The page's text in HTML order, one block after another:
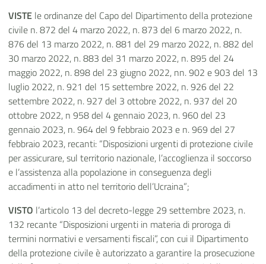
VISTE le ordinanze del Capo del Dipartimento della protezione
civile n. 872 del 4 marzo 2022, n. 873 del 6 marzo 2022, n.
876 del 13 marzo 2022, n. 881 del 29 marzo 2022, n. 882 del
30 marzo 2022, n. 883 del 31 marzo 2022, n. 895 del 24
maggio 2022, n. 898 del 23 giugno 2022, nn. 902 e 903 del 13
luglio 2022, n. 921 del 15 settembre 2022, n. 926 del 22
settembre 2022, n. 927 del 3 ottobre 2022, n. 937 del 20
ottobre 2022, n 958 del 4 gennaio 2023, n. 960 del 23
gennaio 2023, n. 964 del 9 febbraio 2023 e n. 969 del 27
febbraio 2023, recanti: “Disposizioni urgenti di protezione civile
per assicurare, sul territorio nazionale, l’accoglienza il soccorso
e l’assistenza alla popolazione in conseguenza degli
accadimenti in atto nel territorio dell’Ucraina”;
VISTO l’articolo 13 del decreto-legge 29 settembre 2023, n.
132 recante “Disposizioni urgenti in materia di proroga di
termini normativi e versamenti fiscali”, con cui il Dipartimento
della protezione civile è autorizzato a garantire la prosecuzione